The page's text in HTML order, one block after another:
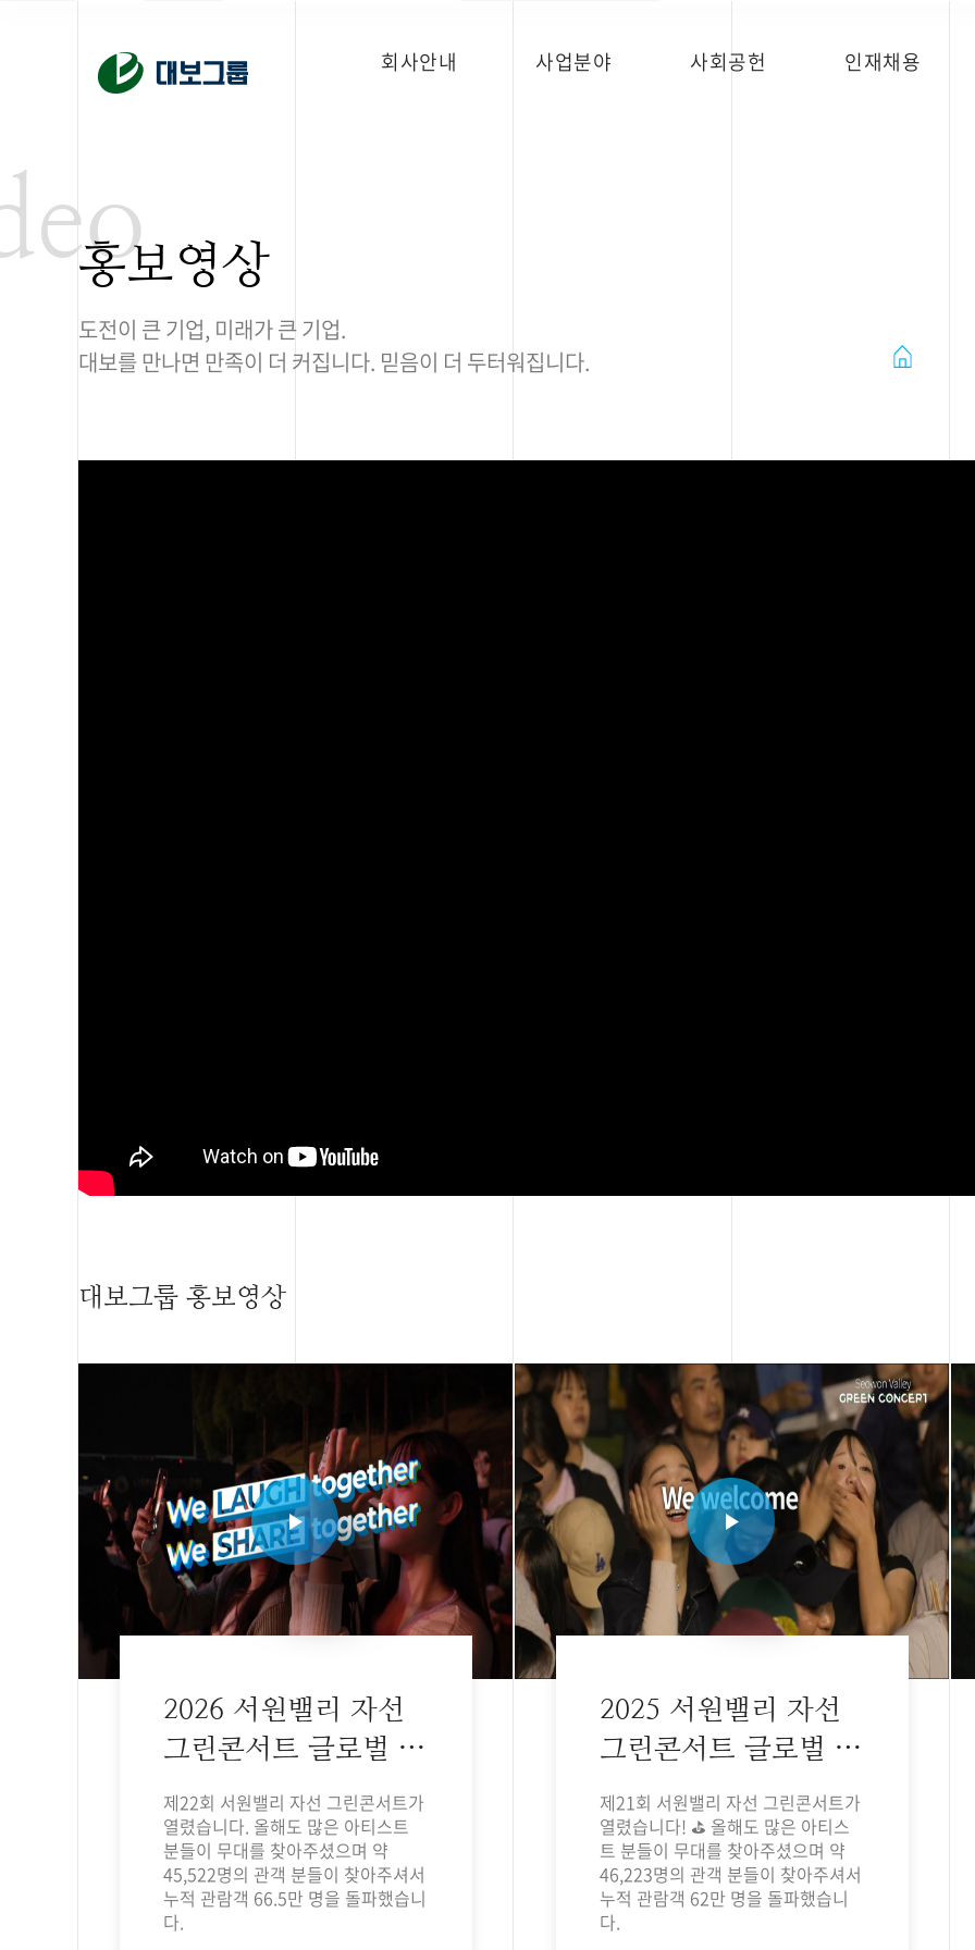
회사안내 사업분야 사회공헌 인재채용
홍보영상
도전이 큰 기업, 미래가 큰 기업.
대보를 만나면 만족이 더 커집니다. 믿음이 더 두터워집니다.
대보그룹 홍보영상
2026 서원밸리 자선
그린콘서트 글로벌 홍
보영상
제22회 서원밸리 자선 그린콘서트가
열렸습니다. 올해도 많은 아티스트
분들이 무대를 찾아주셨으며 약
45,522명의 관객 분들이 찾아주셔서
누적 관람객 66.5만 명을 돌파했습니
다.
2025 서원밸리 자선
그린콘서트 글로벌 홍
보영상
제21회 서원밸리 자선 그린콘서트가
열렸습니다! ⛳ 올해도 많은 아티스
트 분들이 무대를 찾아주셨으며 약
46,223명의 관객 분들이 찾아주셔서
누적 관람객 62만 명을 돌파했습니
다.